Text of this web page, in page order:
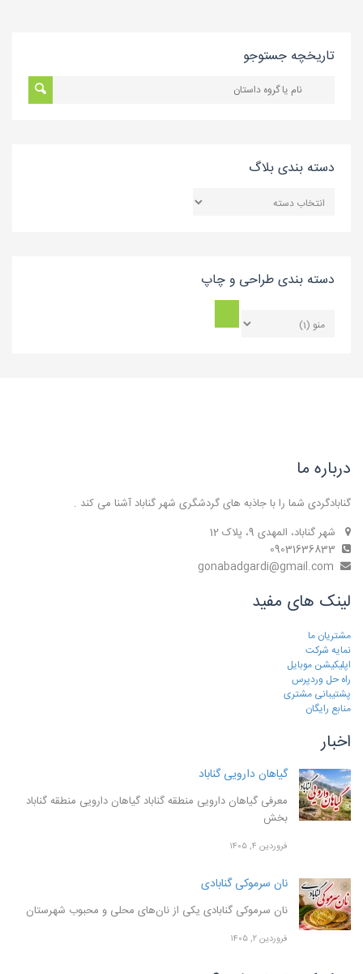
تاریخچه جستوجو
دسته بندی بلاگ
بندی
دسته بندی طراحی و چاپ
درباره ما
گنابادگردی شما را با جاذبه های گردشگری شهر گناباد آشنا می کند .
شهر گناباد، المهدی 9، پلاک 12
لینک های مفید
مشتریان ما
نمایه شرکت
اپلیکیشن موبایل
راه حل وردپرس
پشتیبانی مشتری
منابع رایگان
اخبار
گیاهان دارویی گناباد
معرفی گیاهان دارویی منطقه گناباد گیاهان دارویی منطقه گناباد
بخش
فروردین ۴, ۱۴۰۵
نان سرموکی گنابادی
نان سرموکی گنابادی یکی از نان‌های محلی و محبوب شهرستان
فروردین ۲, ۱۴۰۵